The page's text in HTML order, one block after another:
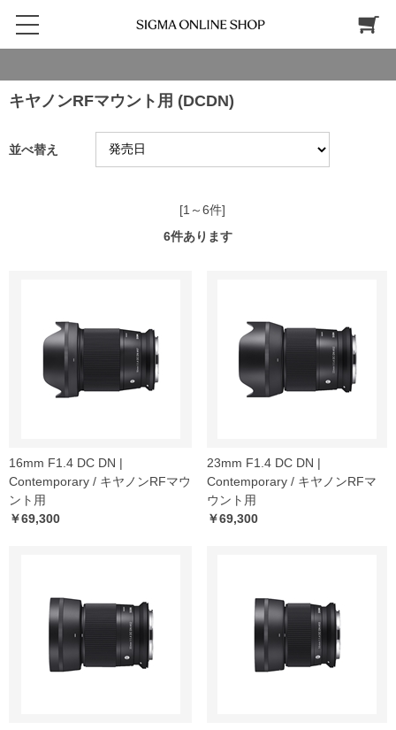
キヤノンRFマウント用 (DCDN)
並べ替え
[1～6件]
6件あります
16mm F1.4 DC DN |
Contemporary / キヤノンRFマウ
ント用
￥69,300
23mm F1.4 DC DN |
Contemporary / キヤノンRFマ
ウント用
￥69,300